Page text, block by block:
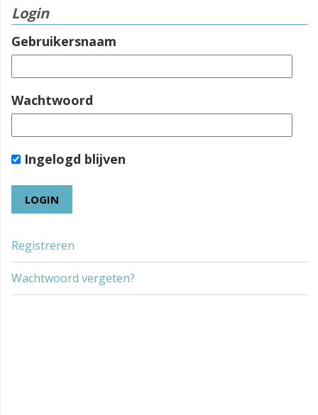
Login
Gebruikersnaam
Wachtwoord
Ingelogd blijven
Registreren
Wachtwoord vergeten?